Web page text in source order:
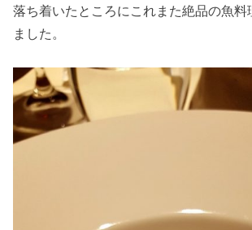
落ち着いたところにこれまた絶品の魚料
ました。